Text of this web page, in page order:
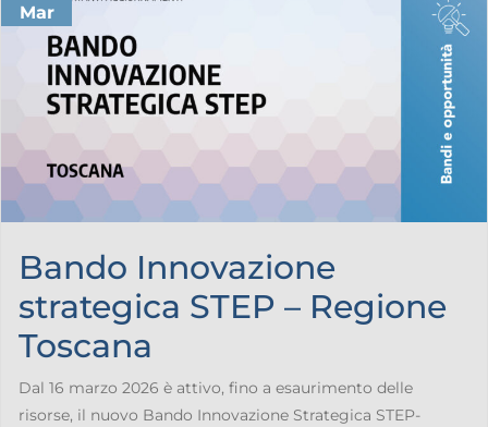
Mar
Bando Innovazione
strategica STEP – Regione
Toscana
Dal 16 marzo 2026 è attivo, fino a esaurimento delle
risorse, il nuovo Bando Innovazione Strategica STEP-